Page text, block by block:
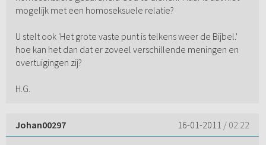
mogelijk met een homoseksuele relatie?
U stelt ook 'Het grote vaste punt is telkens weer de Bijbel.'
hoe kan het dan dat er zoveel verschillende meningen en
overtuigingen zij?
H.G.
Johan00297 16-01-2011 / 02:22